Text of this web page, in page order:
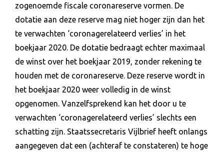
zogenoemde fiscale coronareserve vormen. De
dotatie aan deze reserve mag niet hoger zijn dan het
te verwachten ‘coronagerelateerd verlies’ in het
boekjaar 2020. De dotatie bedraagt echter maximaal
de winst over het boekjaar 2019, zonder rekening te
houden met de coronareserve. Deze reserve wordt in
het boekjaar 2020 weer volledig in de winst
opgenomen. Vanzelfsprekend kan het door u te
verwachten ‘coronagerelateerd verlies’ slechts een
schatting zijn. Staatssecretaris Vijlbrief heeft onlangs
aangegeven dat een (achteraf te constateren) te hoge